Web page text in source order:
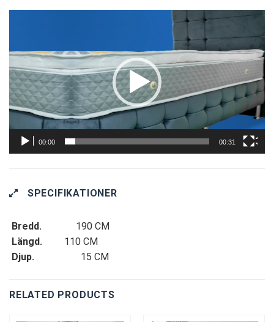
00:00 00:31
SPECIFIKATIONER
Bredd.
190 CM
Längd.
110 CM
Djup.
15 CM
RELATED PRODUCTS